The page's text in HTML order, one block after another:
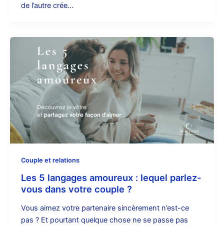
de l’autre crée…
Couple et relations
Les 5 langages amoureux : lequel parlez-
vous dans votre couple ?
Vous aimez votre partenaire sincèrement n’est-ce
pas ? Et pourtant quelque chose ne se passe pas